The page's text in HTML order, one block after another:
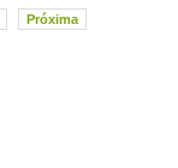
Próxima